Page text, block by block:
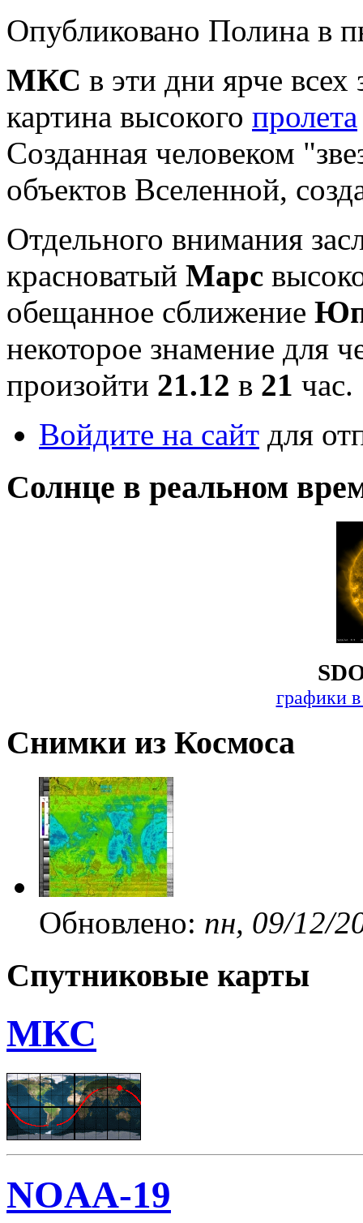
Опубликовано Полина в
МКС в эти дни ярче
картина высокого пролета
Созданная человеком
объектов Вселенной,
Отдельного внимания
красноватый Марс
обещанное сближение
некоторое знамение для
произойти 21.12 в 21 час.
Войдите на сайт для
Солнце в реальном
графики
Снимки из Космоса
Обновлено: пн, 09/12/
Спутниковые карты
МКС
NOAA-19